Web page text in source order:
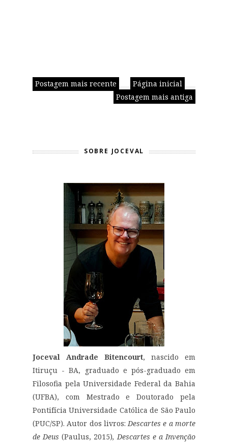
Postagem mais recente
Postagem mais antiga
Página inicial
SOBRE JOCEVAL
Joceval Andrade Bitencourt, nascido em
Itiruçu - BA, graduado e pós-graduado em
Filosofia pela Universidade Federal da Bahia
(UFBA), com Mestrado e Doutorado pela
Pontifícia Universidade Católica de São Paulo
(PUC/SP). Autor dos livros: Descartes e a morte
de Deus (Paulus, 2015), Descartes e a Invenção